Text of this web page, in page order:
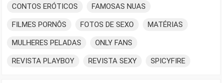
CONTOS ERÓTICOS FAMOSAS NUAS
FILMES PORNÔS FOTOS DE SEXO MATÉRIAS
MULHERES PELADAS ONLY FANS
REVISTA PLAYBOY REVISTA SEXY SPICYFIRE